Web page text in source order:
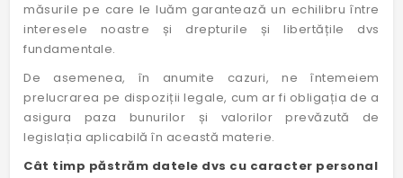
măsurile pe care le luăm garantează un echilibru între
interesele noastre și drepturile și libertățile dvs
fundamentale.
De asemenea, în anumite cazuri, ne întemeiem
prelucrarea pe dispoziții legale, cum ar fi obligația de a
asigura paza bunurilor și valorilor prevăzută de
legislația aplicabilă în această materie.
Cât timp păstrăm datele dvs cu caracter personal